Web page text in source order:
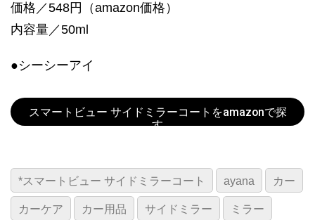
価格／548円（amazon価格）
内容量／50ml
●シーシーアイ
スマートビュー サイドミラーコートをamazonで探
す
*スマートビュー サイドミラーコート ayana カー
カーケア カー用品 サイドミラー ミラー